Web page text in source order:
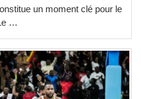
un moment clé pour le
…